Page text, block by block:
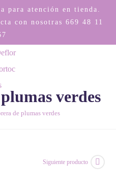
para atención en tienda.
con nosotras 669 48 11
verdes
de plumas verdes
Siguiente producto